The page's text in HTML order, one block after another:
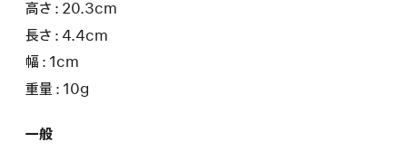
高さ : 20.3cm
長さ : 4.4cm
幅 : 1cm
重量 : 10g
一般